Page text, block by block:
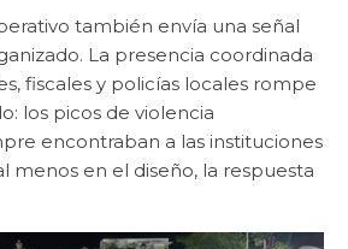
también envía una señal
La presencia coordinada
fiscales y policías locales rompe
los picos de violencia
encontraban a las instituciones
menos en el diseño, la respuesta